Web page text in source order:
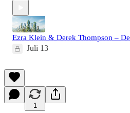
Ezra Klein & Derek Thompson –
Juli 13
1